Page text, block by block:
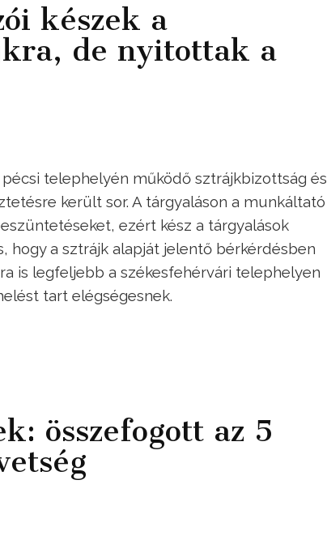
készek a
de nyitottak a
telephelyén működő sztrájkbizottság és
került sor. A tárgyaláson a munkáltató
ezért kész a tárgyalások
hogy a sztrájk alapját jelentő bérkérdésben
is legfeljebb a székesfehérvári telephelyen
tart elégségesnek.
összefogott az 5